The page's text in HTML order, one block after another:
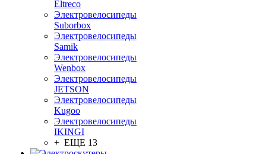
Eltreco
Электровелосипеды
Suborbox
Электровелосипеды
Samik
Электровелосипеды
Wenbox
Электровелосипеды
JETSON
Электровелосипеды
Kugoo
Электровелосипеды
IKINGI
+ ЕЩЕ 13